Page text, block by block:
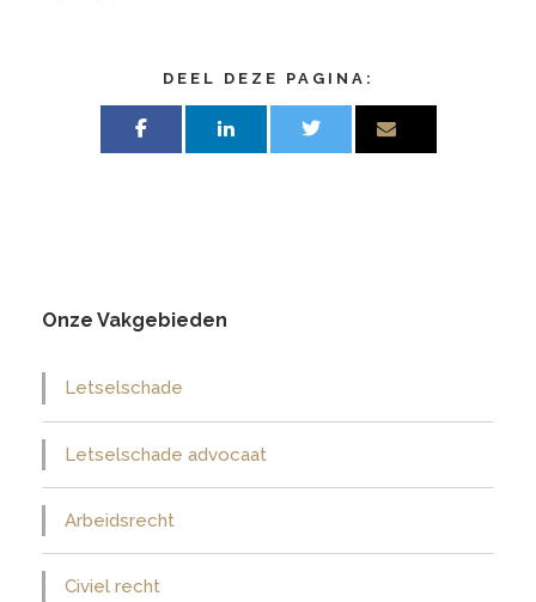
DEEL DEZE PAGINA:
Onze Vakgebieden
Letselschade
Letselschade advocaat
Arbeidsrecht
Civiel recht